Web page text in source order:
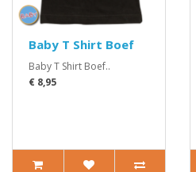
Baby T Shirt Boef
Baby T Shirt Boef..
€ 8,95